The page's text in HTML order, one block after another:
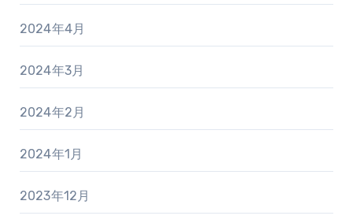
2024年4月
2024年3月
2024年2月
2024年1月
2023年12月